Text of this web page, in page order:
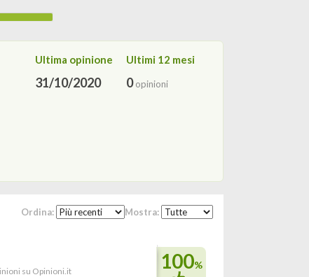
Ultima opinione
31/10/2020
Ultimi 12 mesi
0opinioni
Ordina: Mostra:
su Opinioni.it 100%